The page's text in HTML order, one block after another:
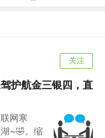
关注
护航金三银四，直
网寒
~🤣。缩